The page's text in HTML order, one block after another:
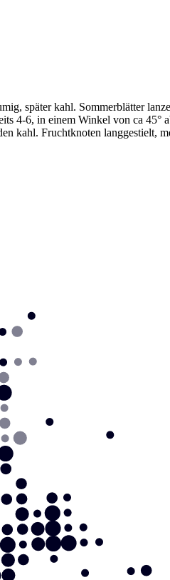
später kahl. Sommerblätter
4-6, in einem Winkel von ca 45°
kahl. Fruchtknoten langgestielt,